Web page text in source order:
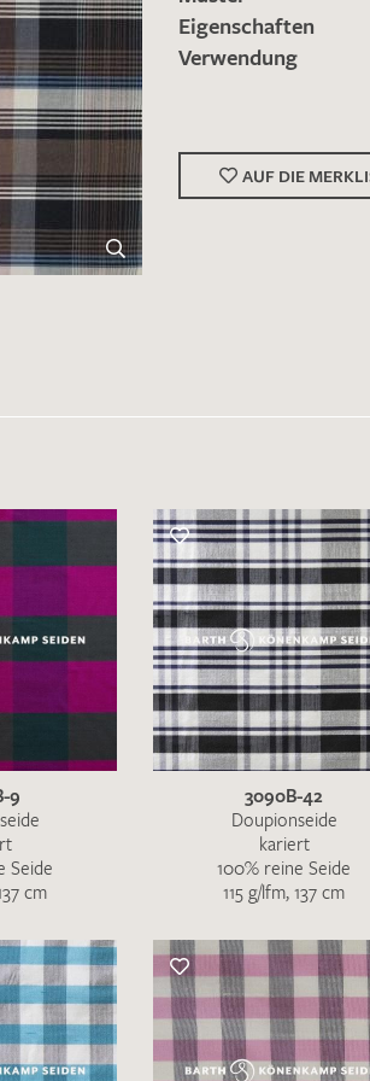
Merkliste /
Eigenschaften
Verwendung
AUF DIE
9
Seide
cm
3090B-42
Doupionseide
kariert
100% reine Seide
115 g/lfm, 137 cm